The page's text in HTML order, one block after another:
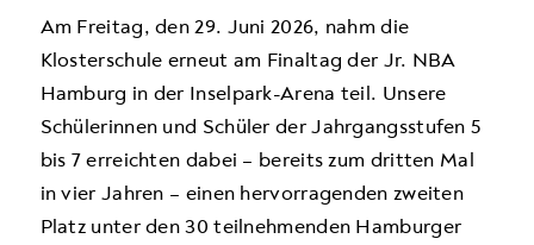
Am Freitag, den 29. Juni 2026, nahm die
Klosterschule erneut am Finaltag der Jr. NBA
Hamburg in der Inselpark-Arena teil. Unsere
Schülerinnen und Schüler der Jahrgangsstufen 5
bis 7 erreichten dabei – bereits zum dritten Mal
in vier Jahren – einen hervorragenden zweiten
Platz unter den 30 teilnehmenden Hamburger